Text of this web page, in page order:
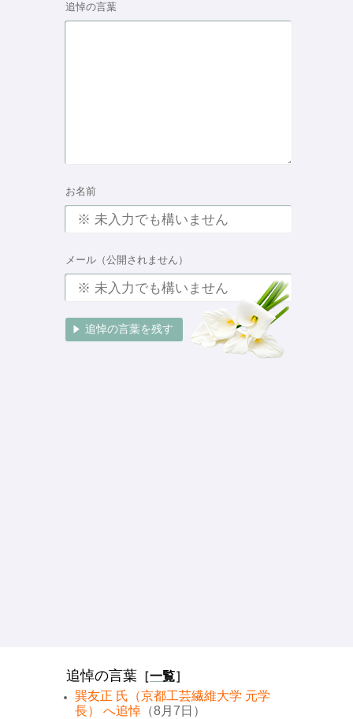
追悼の言葉
お名前
メール（公開されません）
追悼の言葉 ［一覧］
巽友正 氏（京都工芸繊維大学 元学
長） へ追悼 （8月7日）